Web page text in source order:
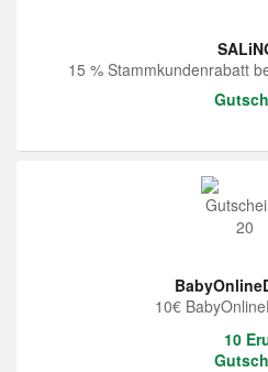
15 % Stammkundenrabatt
10€
10